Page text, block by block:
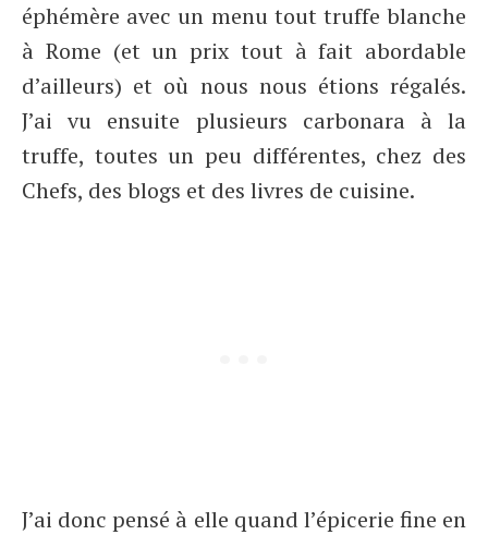
éphémère avec un menu tout truffe blanche
à Rome (et un prix tout à fait abordable
d’ailleurs) et où nous nous étions régalés.
J’ai vu ensuite plusieurs carbonara à la
truffe, toutes un peu différentes, chez des
Chefs, des blogs et des livres de cuisine.
J’ai donc pensé à elle quand l’épicerie fine en